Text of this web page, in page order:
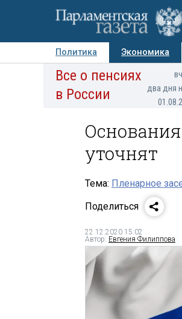
Политика Экономика
Авторы Персоны
Все о пенсиях
в России
два дня
уточнят
Тема: Пленарное
Поделиться
22.12.2020 15:02
Автор: Евгения Филиппова